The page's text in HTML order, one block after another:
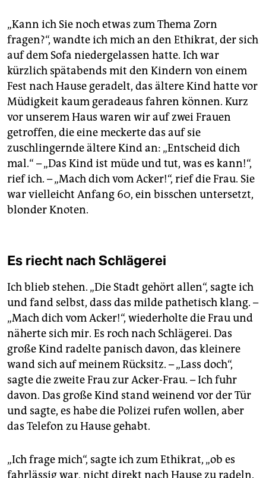
„Kann ich Sie noch etwas zum Thema Zorn
fragen?“, wandte ich mich an den Ethikrat, der sich
auf dem Sofa niedergelassen hatte. Ich war
kürzlich spätabends mit den Kindern von einem
Fest nach Hause geradelt, das ältere Kind hatte vor
Müdigkeit kaum geradeaus fahren können. Kurz
vor unserem Haus waren wir auf zwei Frauen
getroffen, die eine meckerte das auf sie
zuschlingernde ältere Kind an: „Entscheid dich
mal.“ – „Das Kind ist müde und tut, was es kann!“,
rief ich. – „Mach dich vom Acker!“, rief die Frau. Sie
war vielleicht Anfang 60, ein bisschen untersetzt,
blonder Knoten.
Es riecht nach Schlägerei
Ich blieb stehen. „Die Stadt gehört allen“, sagte ich
und fand selbst, dass das milde pathetisch klang. –
„Mach dich vom Acker!“, wiederholte die Frau und
näherte sich mir. Es roch nach Schlägerei. Das
große Kind radelte panisch davon, das kleinere
wand sich auf meinem Rücksitz. – „Lass doch“,
sagte die zweite Frau zur Acker-Frau. – Ich fuhr
davon. Das große Kind stand weinend vor der Tür
und sagte, es habe die Polizei rufen wollen, aber
das Telefon zu Hause gehabt.
„Ich frage mich“, sagte ich zum Ethikrat, „ob es
fahrlässig war, nicht direkt nach Hause zu radeln.